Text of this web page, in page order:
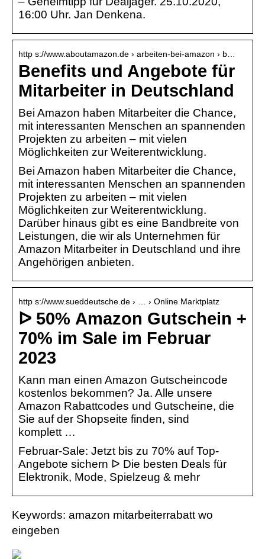
16:00 Uhr. Jan Denkena.
http s://www.aboutamazon.de › arbeiten-bei-amazon › b…
Benefits und Angebote für
Mitarbeiter in Deutschland
Bei Amazon haben Mitarbeiter die Chance,
mit interessanten Menschen an spannenden
Projekten zu arbeiten – mit vielen
Möglichkeiten zur Weiterentwicklung.
Bei Amazon haben Mitarbeiter die Chance,
mit interessanten Menschen an spannenden
Projekten zu arbeiten – mit vielen
Möglichkeiten zur Weiterentwicklung.
Darüber hinaus gibt es eine Bandbreite von
Leistungen, die wir als Unternehmen für
Amazon Mitarbeiter in Deutschland und ihre
Angehörigen anbieten.
http s://www.sueddeutsche.de › … › Online Marktplatz
ᐅ 50% Amazon Gutschein +
70% im Sale im Februar
2023
Kann man einen Amazon Gutscheincode
kostenlos bekommen? Ja. Alle unsere
Amazon Rabattcodes und Gutscheine, die
Sie auf der Shopseite finden, sind
komplett …
Februar-Sale: Jetzt bis zu 70% auf Top-
Angebote sichern ᐅ Die besten Deals für
Elektronik, Mode, Spielzeug & mehr
Keywords: amazon mitarbeiterrabatt wo
eingeben